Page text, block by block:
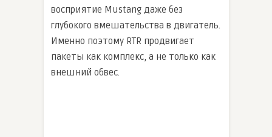
восприятие Mustang даже без
глубокого вмешательства в двигатель.
Именно поэтому RTR продвигает
пакеты как комплекс, а не только как
внешний обвес.